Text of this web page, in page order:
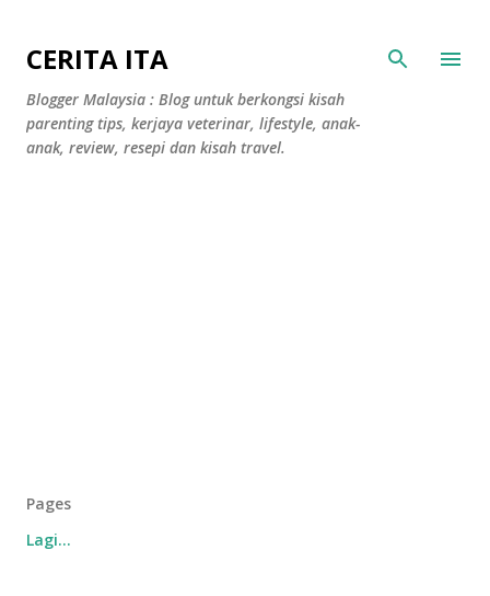
CERITA ITA
Blogger Malaysia : Blog untuk berkongsi kisah
parenting tips, kerjaya veterinar, lifestyle, anak-
anak, review, resepi dan kisah travel.
Pages
Lagi…